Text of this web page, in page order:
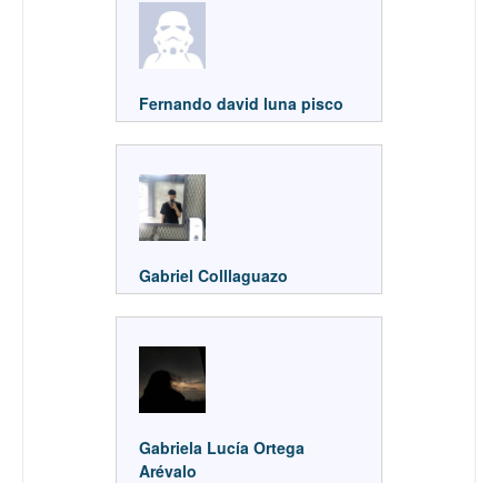
Fernando david luna pisco
Gabriel Colllaguazo
Gabriela Lucía Ortega
Arévalo